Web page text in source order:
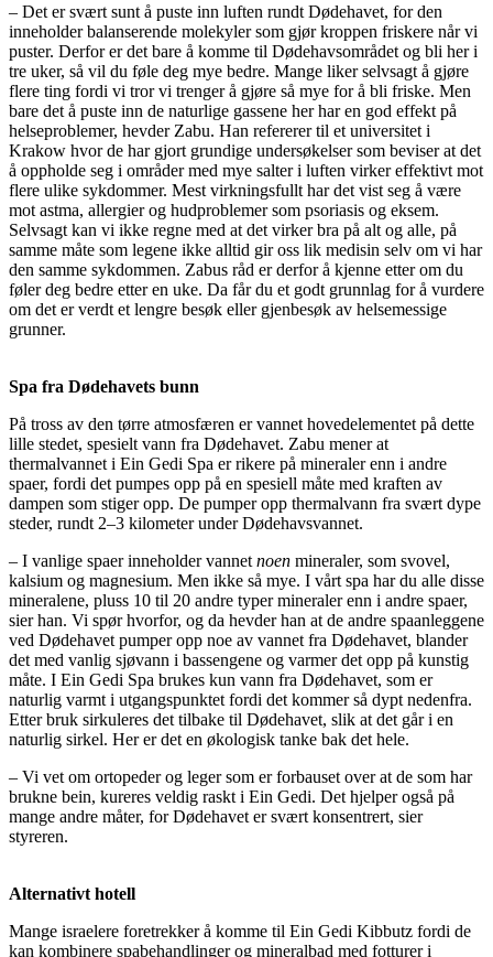
– Det er svært sunt å puste inn luften rundt Dødehavet, for den
inneholder balanserende molekyler som gjør kroppen friskere når vi
puster. Derfor er det bare å komme til Dødehavsområdet og bli her i
tre uker, så vil du føle deg mye bedre. Mange liker selvsagt å gjøre
flere ting fordi vi tror vi trenger å gjøre så mye for å bli friske. Men
bare det å puste inn de naturlige gassene her har en god effekt på
helseproblemer, hevder Zabu. Han refererer til et universitet i
Krakow hvor de har gjort grundige undersøkelser som beviser at det
å oppholde seg i områder med mye salter i luften virker effektivt mot
flere ulike sykdommer. Mest virkningsfullt har det vist seg å være
mot astma, allergier og hudproblemer som psoriasis og eksem.
Selvsagt kan vi ikke regne med at det virker bra på alt og alle, på
samme måte som legene ikke alltid gir oss lik medisin selv om vi har
den samme sykdommen. Zabus råd er derfor å kjenne etter om du
føler deg bedre etter en uke. Da får du et godt grunnlag for å vurdere
om det er verdt et lengre besøk eller gjenbesøk av helsemessige
grunner.
Spa fra Dødehavets bunn
På tross av den tørre atmosfæren er vannet hovedelementet på dette
lille stedet, spesielt vann fra Dødehavet. Zabu mener at
thermalvannet i Ein Gedi Spa er rikere på mineraler enn i andre
spaer, fordi det pumpes opp på en spesiell måte med kraften av
dampen som stiger opp. De pumper opp thermalvann fra svært dype
steder, rundt 2–3 kilometer under Dødehavsvannet.
– I vanlige spaer inneholder vannet noen mineraler, som svovel,
kalsium og magnesium. Men ikke så mye. I vårt spa har du alle disse
mineralene, pluss 10 til 20 andre typer mineraler enn i andre spaer,
sier han. Vi spør hvorfor, og da hevder han at de andre spaanleggene
ved Dødehavet pumper opp noe av vannet fra Dødehavet, blander
det med vanlig sjøvann i bassengene og varmer det opp på kunstig
måte. I Ein Gedi Spa brukes kun vann fra Dødehavet, som er
naturlig varmt i utgangspunktet fordi det kommer så dypt nedenfra.
Etter bruk sirkuleres det tilbake til Dødehavet, slik at det går i en
naturlig sirkel. Her er det en økologisk tanke bak det hele.
– Vi vet om ortopeder og leger som er forbauset over at de som har
brukne bein, kureres veldig raskt i Ein Gedi. Det hjelper også på
mange andre måter, for Dødehavet er svært konsentrert, sier
styreren.
Alternativt hotell
Mange israelere foretrekker å komme til Ein Gedi Kibbutz fordi de
kan kombinere spabehandlinger og mineralbad med fotturer i